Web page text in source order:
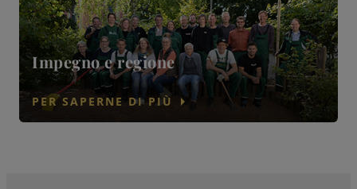
Impegno e regione
PER SAPERNE DI PIÙ arrow_right